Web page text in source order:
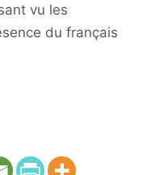
vu les
du français